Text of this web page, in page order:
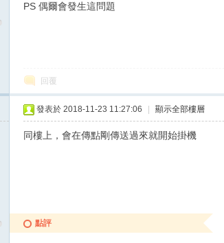
PS 偶爾會發生這問題
回覆
發表於 2018-11-23 11:27:06 顯示全部樓層
同樓上，會在傳點剛傳送過來就開始掛機
點評